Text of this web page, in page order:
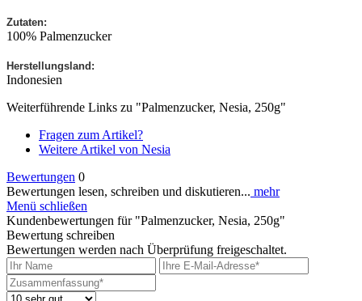
Zutaten:
100% Palmenzucker
Herstellungsland:
Indonesien
Weiterführende Links zu "Palmenzucker, Nesia, 250g"
Fragen zum Artikel?
Weitere Artikel von Nesia
Bewertungen 0
Bewertungen lesen, schreiben und diskutieren... mehr
Menü schließen
Kundenbewertungen für "Palmenzucker, Nesia, 250g"
Bewertung schreiben
Bewertungen werden nach Überprüfung freigeschaltet.